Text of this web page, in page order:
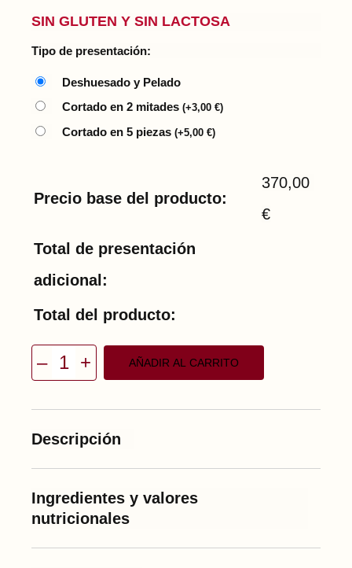
SIN GLUTEN Y SIN LACTOSA
Tipo de presentación:
Deshuesado y Pelado
Cortado en 2 mitades (+3,00 €)
Cortado en 5 piezas (+5,00 €)
Precio base del producto:
370,00
€
Total de presentación
adicional:
Total del producto:
–
J
a
e
o
a
+ AÑADIR AL CARRITO
Descripción
Ingredientes y valores
nutricionales